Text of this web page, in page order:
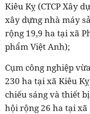
Kiêu Kỵ (CTCP Xây
xây dựng nhà máy
rộng 19,9 ha tại xã
phẩm Việt Anh);
Cụm công nghiệp
230 ha tại xã Kiêu
chiếu sáng và thiết
hội rộng 26 ha tại xã